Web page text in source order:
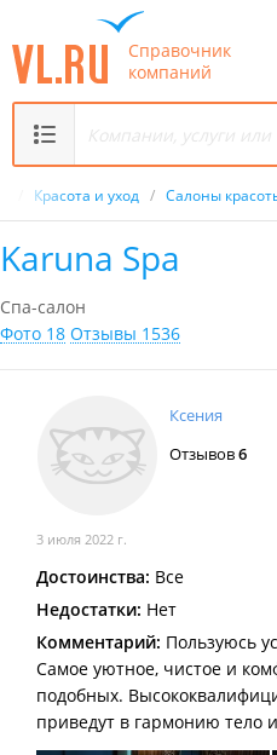
Справочник
компаний
Красота и уход / Салоны
Karuna Spa
Спа-салон
Фото 18 Отзывы 1536
Ксения
Отзывов6
3 июля 2022 г.
Достоинства: Все
Недостатки: Нет
Комментарий: Пользуюсь
Самое уютное, чистое и
подобных.
приведут в гармонию тело